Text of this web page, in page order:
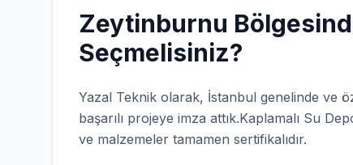
Zeytinburnu
Seçmelisiniz?
Yazal Teknik olarak, İstanbul genelinde ve
başarılı projeye imza attık.Kaplamalı Su
ve malzemeler tamamen sertifikalıdır.